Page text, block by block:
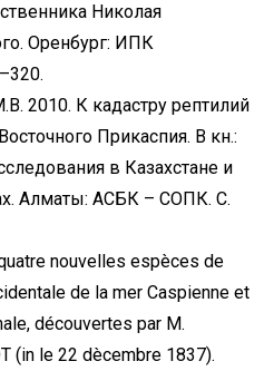
Николая
Оренбург: ИПК
2010. К кадастру рептилий
Прикаспия. В кн.:
в Казахстане и
Алматы: АСБК – СОПК. С.
nouvelles espèces de
de la mer Caspienne et
découvertes par M.
(in le 22 dècembre 1837).